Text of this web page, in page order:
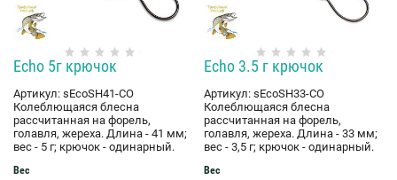
Echo 5г крючок
Артикул: sEcoSH41-CO
Колеблющаяся блесна
рассчитанная на форель,
голавля, жереха. Длина - 41 мм;
вес - 5 г; крючок - одинарный.
Вес
Echo 3.5 г крючок
Артикул: sEcoSH33-CO
Колеблющаяся блесна
рассчитанная на форель,
голавля, жереха. Длина - 33 мм;
вес - 3,5 г; крючок - одинарный.
Вес